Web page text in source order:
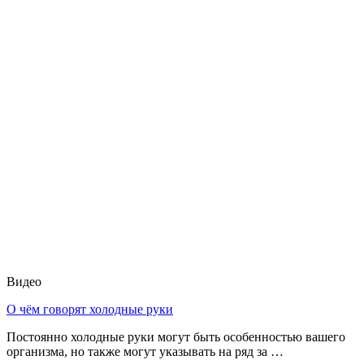
Видео
О чём говорят холодные руки
Постоянно холодные руки могут быть особенностью вашего
организма, но также могут указывать на ряд за …